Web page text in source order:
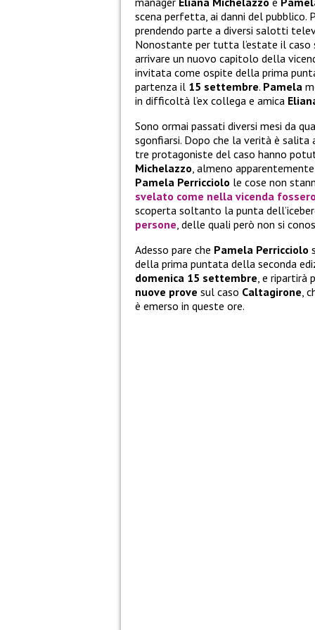
scena perfetta, ai danni del
prendendo parte a diversi salotti
Nonostante per tutta l’estate il caso
arrivare un nuovo capitolo della
invitata come ospite della prima
partenza il 15 settembre. Pamela
in difficoltà l’ex collega e amica
Sono ormai passati diversi mesi da
sgonfiarsi. Dopo che la verità è
tre protagoniste del caso hanno
Michelazzo, almeno
Pamela Perricciolo le cose non
svelato come nella vicenda
scoperta soltanto la punta
persone, delle quali però non si
Adesso pare che Pamela Perricciolo
della prima puntata della seconda
domenica 15 settembre, e ripartirà
nuove prove sul caso Caltagirone,
è emerso in queste ore.